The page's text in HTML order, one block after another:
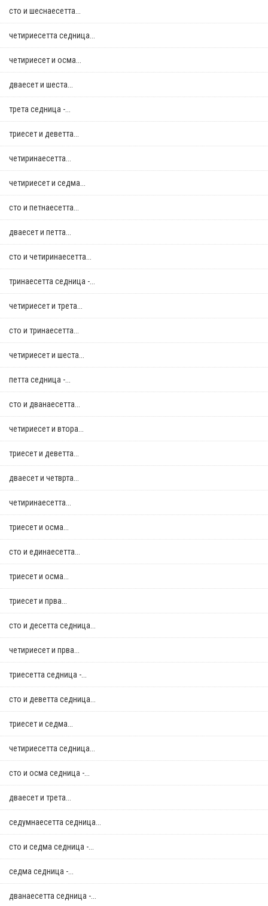
сто и шеснаесетта...
четириесетта седница...
четириесет и осма...
дваесет и шеста...
трета седница -...
триесет и деветта...
четиринаесетта...
четириесет и седма...
сто и петнаесетта...
дваесет и петта...
сто и четиринаесетта...
тринаесетта седница -...
четириесет и трета...
сто и тринаесетта...
четириесет и шеста...
петта седница -...
сто и дванаесетта...
четириесет и втора...
триесет и деветта...
дваесет и четврта...
четиринаесетта...
триесет и осма...
сто и единаесетта...
триесет и осма...
триесет и прва...
сто и десетта седница...
четириесет и прва...
триесетта седница -...
сто и деветта седница...
триесет и седма...
четириесетта седница...
сто и осма седница -...
дваесет и трета...
седумнаесетта седница...
сто и седма седница -...
седма седница -...
дванаесетта седница -...